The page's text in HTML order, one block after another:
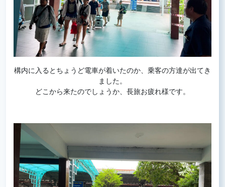
構内に入るとちょうど電車が着いたのか、乗客の方達が出てき
ました。
どこから来たのでしょうか、長旅お疲れ様です。